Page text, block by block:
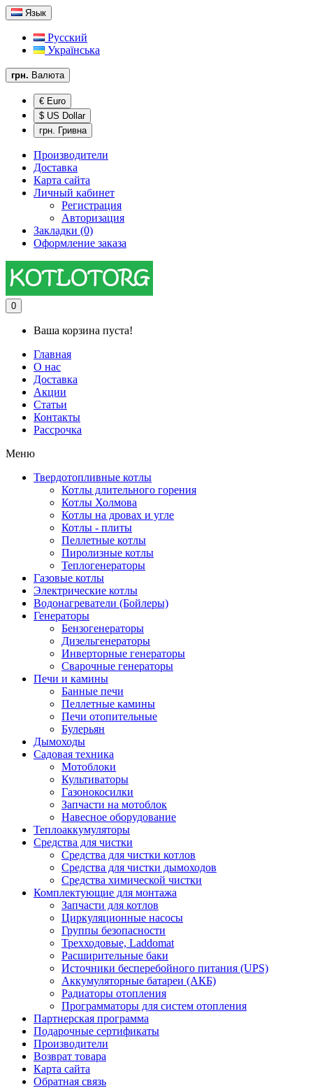
Язык
Русский
Українська
грн. Валюта
€ Euro
$ US Dollar
грн. Гривна
Производители
Доставка
Карта сайта
Личный кабинет
Регистрация
Авторизация
Закладки (0)
Оформление заказа
0
Ваша корзина пуста!
Главная
О нас
Доставка
Акции
Статьи
Контакты
Рассрочка
Меню
Твердотопливные котлы
Котлы длительного горения
Котлы Холмова
Котлы на дровах и угле
Котлы - плиты
Пеллетные котлы
Пиролизные котлы
Теплогенераторы
Газовые котлы
Электрические котлы
Водонагреватели (Бойлеры)
Генераторы
Бензогенераторы
Дизельгенераторы
Инверторные генераторы
Сварочные генераторы
Печи и камины
Банные печи
Пеллетные камины
Печи отопительные
Булерьян
Дымоходы
Садовая техника
Мотоблоки
Культиваторы
Газонокосилки
Запчасти на мотоблок
Навесное оборудование
Теплоаккумуляторы
Средства для чистки
Средства для чистки котлов
Средства для чистки дымоходов
Средства химической чистки
Комплектующие для монтажа
Запчасти для котлов
Циркуляционные насосы
Группы безопасности
Трехходовые, Laddomat
Расширительные баки
Источники бесперебойного питания (UPS)
Аккумуляторные батареи (АКБ)
Радиаторы отопления
Программаторы для систем отопления
Партнерская программа
Подарочные сертификаты
Производители
Возврат товара
Карта сайта
Обратная связь